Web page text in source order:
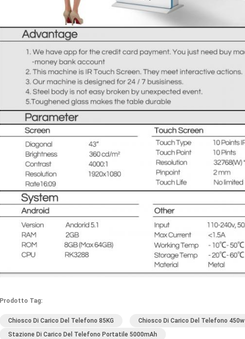
Prodotto Tag:
Chiosco Di Carico Del Telefono 85KG
Chiosco Di Carico Del Telefono 450w
Stazione Di Carico Del Telefono Portatile 5000mAh